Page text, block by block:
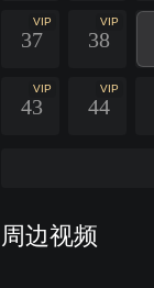
VIP
37
VIP
38
VIP
43
VIP
44
周边视频